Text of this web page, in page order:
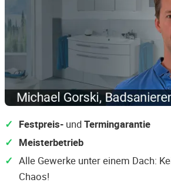
Festpreis- undTermingarantie
Meisterbetrieb
Alle Gewerke unter einem Dach:
Chaos!